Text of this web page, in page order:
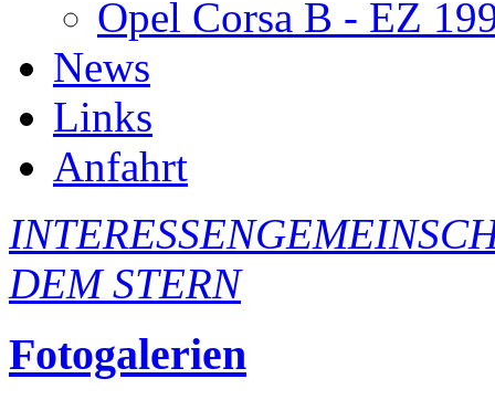
Opel Corsa B - EZ
News
Links
Anfahrt
DEM STERN
Fotogalerien